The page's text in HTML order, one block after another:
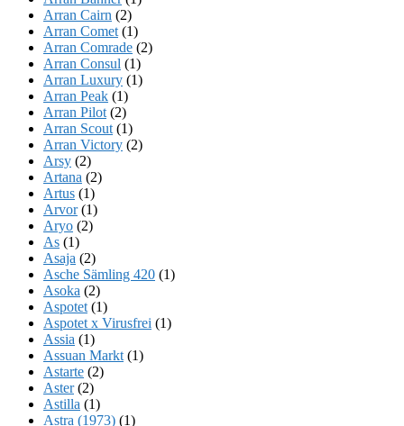
Arran Cairn (2)
Arran Comet (1)
Arran Comrade (2)
Arran Consul (1)
Arran Luxury (1)
Arran Peak (1)
Arran Pilot (2)
Arran Scout (1)
Arran Victory (2)
Arsy (2)
Artana (2)
Artus (1)
Arvor(1)
Aryo (2)
As (1)
Asaja (2)
Asche Sämling 420 (1)
Asoka (2)
Aspotet (1)
Aspotet x Virusfrei (1)
Assia (1)
Assuan Markt (1)
Astarte (2)
Aster(2)
Astilla (1)
Astra (1973) (1)